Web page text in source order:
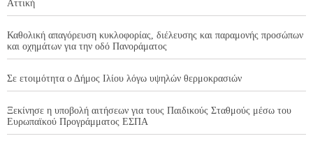
Αττική
Καθολική απαγόρευση κυκλοφορίας, διέλευσης και παραμονής προσώπων
και οχημάτων για την οδό Πανοράματος
Σε ετοιμότητα ο Δήμος Ιλίου λόγω υψηλών θερμοκρασιών
Ξεκίνησε η υποβολή αιτήσεων για τους Παιδικούς Σταθμούς μέσω του
Ευρωπαϊκού Προγράμματος ΕΣΠΑ